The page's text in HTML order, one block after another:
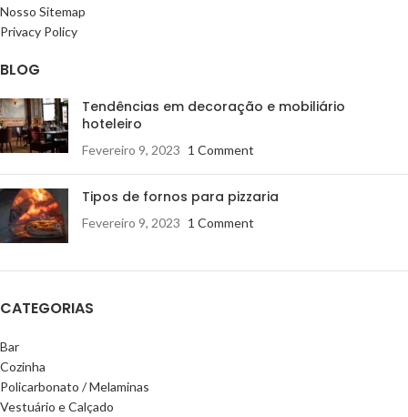
Nosso Sitemap
Privacy Policy
BLOG
Tendências em decoração e mobiliário
hoteleiro
Fevereiro 9, 2023 1 Comment
Tipos de fornos para pizzaria
Fevereiro 9, 2023 1 Comment
CATEGORIAS
Bar
Cozinha
Policarbonato / Melaminas
Vestuário e Calçado